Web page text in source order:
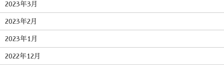
2023年3月
2023年2月
2023年1月
2022年12月